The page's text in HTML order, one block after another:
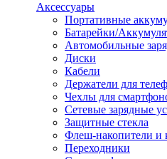
Аксессуары
Портативные
Батарейки/
Автомобильные
Диски
Кабели
Держатели для
Чехлы для
Сетевые зарядные
Защитные стекла
Флеш-накопители и
Переходники